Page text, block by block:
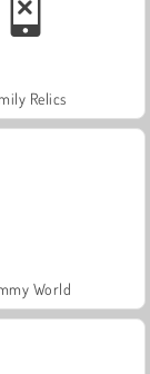
Relics
World